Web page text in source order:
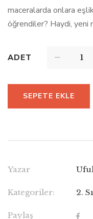
maceralarda onlara
öğrendiler? Haydi, yeni
ADET
SEPETE EKLE
Yazar
Kategoriler: 2.
Paylaş